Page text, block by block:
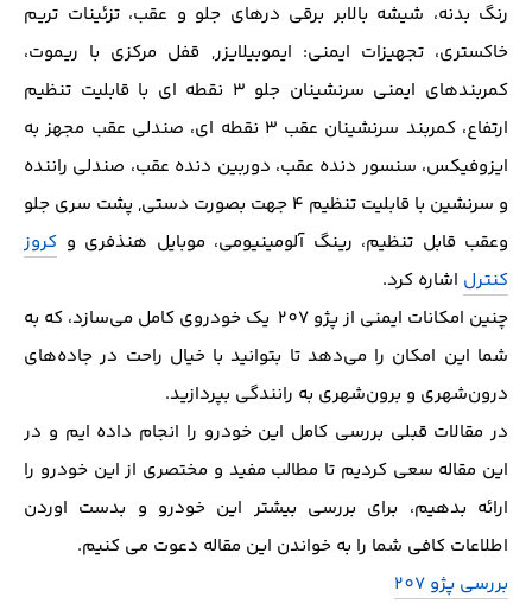
رنگ بدنه، شيشه بالابر برقي درهاي جلو و عقب، تزئینات تريم
خاكستري، تجهیزات ایمنی: ايموبيلايزر, قفل مركزي با ريموت،
كمربندهاي ايمني سرنشينان جلو ۳ نقطه اي با قابليت تنظيم
ارتفاع، كمربند سرنشينان عقب ۳ نقطه اي، صندلي عقب مجهز به
ايزوفيكس، سنسور دنده عقب، دوربين دنده عقب، صندلي راننده
و سرنشين با قابليت تنظيم ۴ جهت بصورت دستي, پشت سري جلو
وعقب قابل تنظيم، رینگ آلومينيومي، موبايل هنذفري و كروز
كنترل اشاره کرد.
چنین امکانات ایمنی از پژو 207 یک خودروی کامل می‌سازد، که به
شما این امکان را می‌دهد تا بتوانید با خیال راحت در جاده‌های
درون‌شهری و برون‌شهری به رانندگی بپردازید.
در مقالات قبلی بررسی کامل این خودرو را انجام داده ایم و در
این مقاله سعی کردیم تا مطالب مفید و مختصری از این خودرو را
ارائه بدهیم، برای بررسی بیشتر این خودرو و بدست اوردن
اطلاعات کافی شما را به خواندن این مقاله دعوت می کنیم.
بررسی پژو 207